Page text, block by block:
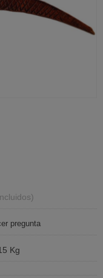
pregunta
Kg